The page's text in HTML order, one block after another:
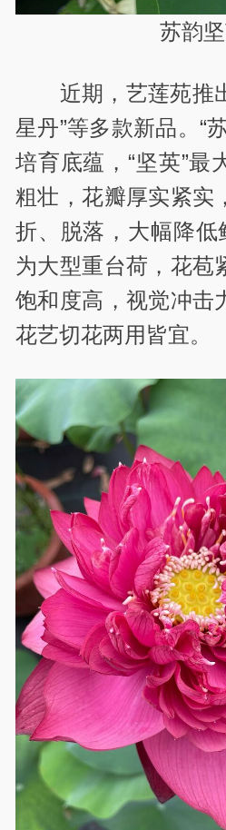
苏韵
近期，艺莲苑推
星丹”等多款新品。“
培育底蕴，“坚英”最
粗壮，花瓣厚实紧实
折、脱落，大幅降低
为大型重台荷，花苞
饱和度高，视觉冲击
花艺切花两用皆宜。